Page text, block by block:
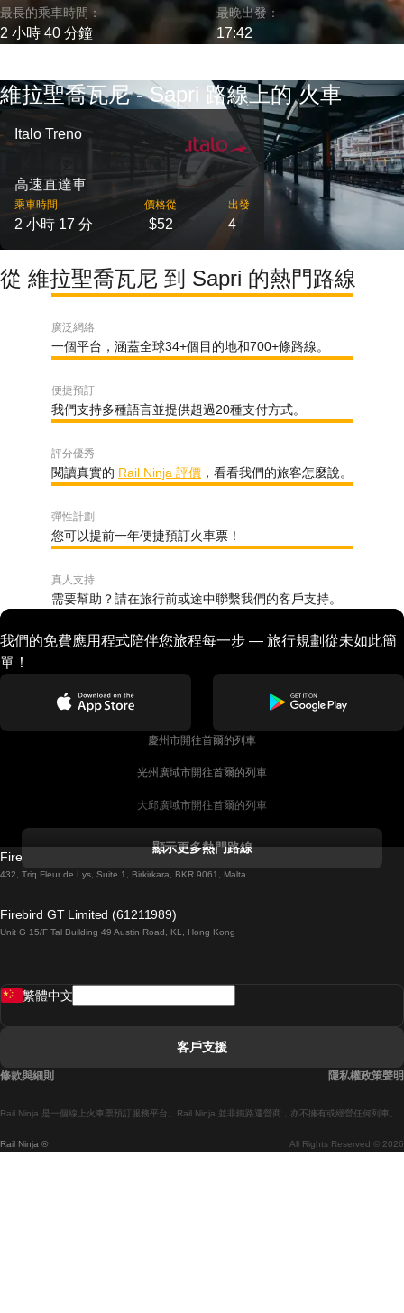
最長的乘車時間：
2 小時 40 分鐘
最晚出發：
17:42
維拉聖喬瓦尼 - Sapri 路線上的 火車
Italo Treno
高速直達車
乘車時間
2 小時 17 分
價格從
$52
出發
4
從 維拉聖喬瓦尼 到 Sapri 的熱門路線
廣泛網絡
一個平台，涵蓋全球34+個目的地和700+條路線。
便捷預訂
我們支持多種語言並提供超過20種支付方式。
評分優秀
閱讀真實的 Rail Ninja 評價 ，看看我們的旅客怎麼說。
彈性計劃
您可以提前一年便捷預訂火車票！
真人支持
需要幫助？請在旅行前或途中聯繫我們的客戶支持。
我們的免費應用程式陪伴您旅程每一步 — 旅行規劃從未如此簡
單！
慶州市開往首爾的列車
光州廣域市開往首爾的列車
大邱廣域市開往首爾的列車
都柏林開往戈尔韦的列車
羅馬開往拿坡里的列車
顯示更多熱門路線
Firebird GT Limited (OC 1451)
432, Triq Fleur de Lys, Suite 1, Birkirkara, BKR 9061, Malta
Firebird GT Limited (61211989)
Unit G 15/F Tal Building 49 Austin Road, KL, Hong Kong
Rail Ninja ® All Rights Reserved © 2026
Rail Ninja 是一個線上火車票預訂服務平台。Rail Ninja 並非鐵路運營商，亦不擁有或經營任何列車。
繁體中文
客戶支援
條款與細則 隱私權政策聲明